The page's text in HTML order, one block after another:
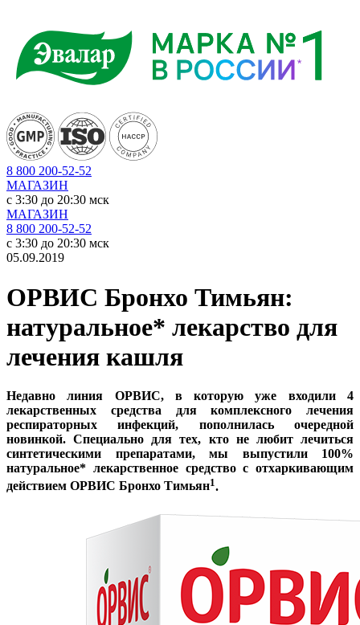
8 800 200-52-52
МАГАЗИН
c 3:30 до 20:30 мск
МАГАЗИН
8 800 200-52-52
c 3:30 до 20:30 мск
05.09.2019
ОРВИС Бронхо Тимьян:
натуральное* лекарство для
лечения кашля
Недавно линия ОРВИС, в которую уже входили 4
лекарственных средства для комплексного лечения
респираторных инфекций, пополнилась очередной
новинкой. Специально для тех, кто не любит лечиться
синтетическими препаратами, мы выпустили 100%
натуральное* лекарственное средство с отхаркивающим
действием ОРВИС Бронхо Тимьян1.